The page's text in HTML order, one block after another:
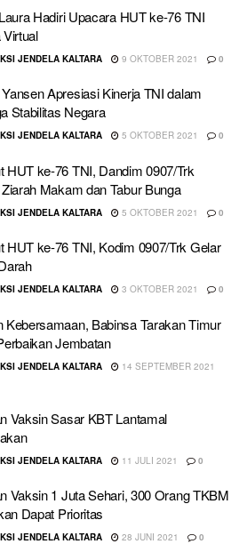
Hadiri Upacara HUT ke-76 TNI
JENDELA KALTARA 9 OKTOBER 2021 0
Apresiasi Kinerja TNI dalam
Stabilitas Negara
JENDELA KALTARA 5 OKTOBER 2021 0
HUT ke-76 TNI, Dandim 0907/Trk
Makam dan Tabur Bunga
JENDELA KALTARA 5 OKTOBER 2021 0
HUT ke-76 TNI, Kodim 0907/Trk Gelar
JENDELA KALTARA 3 OKTOBER 2021 0
Kebersamaan, Babinsa Tarakan Timur
Jembatan
JENDELA KALTARA
14 SEPTEMBER 2021
Vaksin Sasar KBT Lantamal
JENDELA KALTARA 11 JULI 2021 0
Vaksin 1 Juta Sehari, 300 Orang TKBM
Dapat Prioritas
JENDELA KALTARA 28 JUNI 2021 0